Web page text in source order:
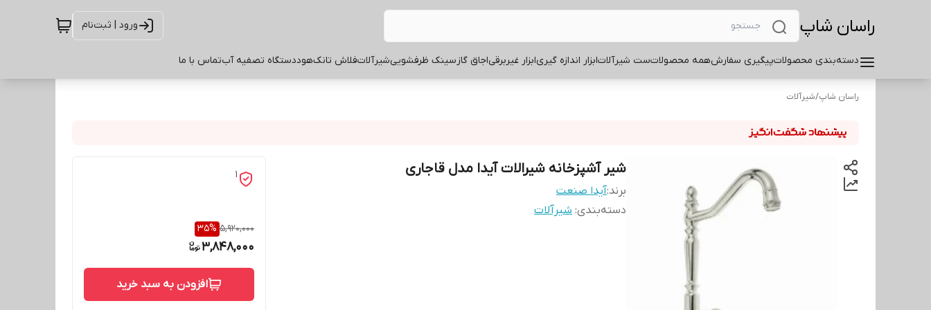
راسان شاپ ورود | ثبت‌نام
دسته‌بندی محصولاتپیگیری سفارشهمه محصولاتست شیرآلاتابزار اندازه گیریابزار غیربرقیاجاق گازسینک ظرفشوییشیرآلاتفلاش تانکهوددستگاه تصفیه آبتماس با ما
راسان شاپ/شیرآلات
شیر آشپزخانه شیرالات آیدا مدل قاجاری
برند:آیدا صنعت
دسته‌بندی: شیرآلات
1
5,920,000
35%
3,848,000
افزودن به سبد خرید